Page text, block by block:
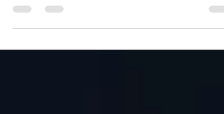
24 anos de atendimento nota 10 e loja online
24/7.